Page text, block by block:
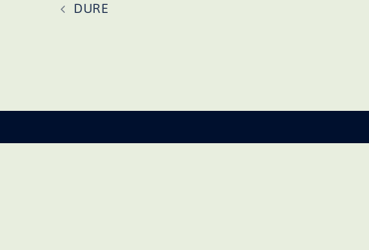
DURE